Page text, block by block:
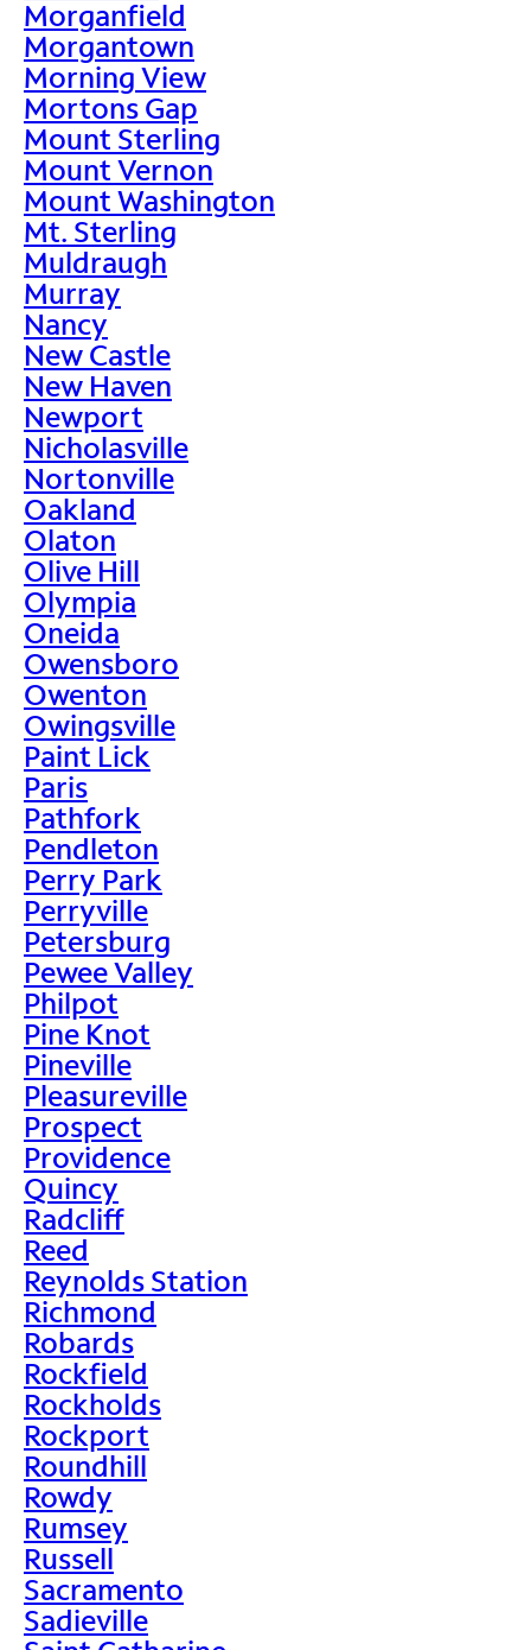
Morganfield
Morgantown
Morning View
Mortons Gap
Mount Sterling
Mount Vernon
Mount Washington
Mt. Sterling
Muldraugh
Murray
Nancy
New Castle
New Haven
Newport
Nicholasville
Nortonville
Oakland
Olaton
Olive Hill
Olympia
Oneida
Owensboro
Owenton
Owingsville
Paint Lick
Paris
Pathfork
Pendleton
Perry Park
Perryville
Petersburg
Pewee Valley
Philpot
Pine Knot
Pineville
Pleasureville
Prospect
Providence
Quincy
Radcliff
Reed
Reynolds Station
Richmond
Robards
Rockfield
Rockholds
Rockport
Roundhill
Rowdy
Rumsey
Russell
Sacramento
Sadieville